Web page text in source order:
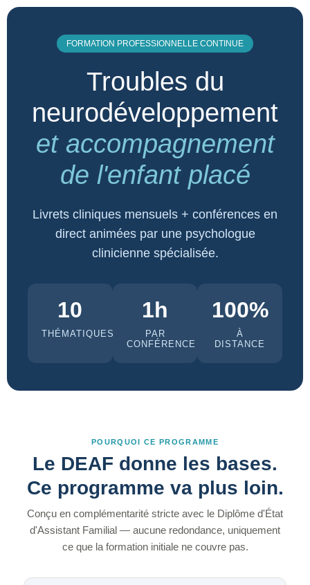
FORMATION PROFESSIONNELLE CONTINUE
Troubles du
neurodéveloppement
et accompagnement
de l'enfant placé
Livrets cliniques mensuels + conférences en
direct animées par une psychologue
clinicienne spécialisée.
10
THÉMATIQUES
1h
PAR
CONFÉRENCE
100%
À
DISTANCE
POURQUOI CE PROGRAMME
Le DEAF donne les bases.
Ce programme va plus loin.
Conçu en complémentarité stricte avec le Diplôme d'État
d'Assistant Familial — aucune redondance, uniquement
ce que la formation initiale ne couvre pas.